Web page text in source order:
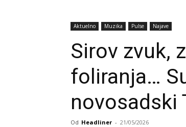
Aktuelno Muzika Pulse Najave
Sirov zvuk,
foliranja…
novosadski
Od Headliner - 21/05/2026